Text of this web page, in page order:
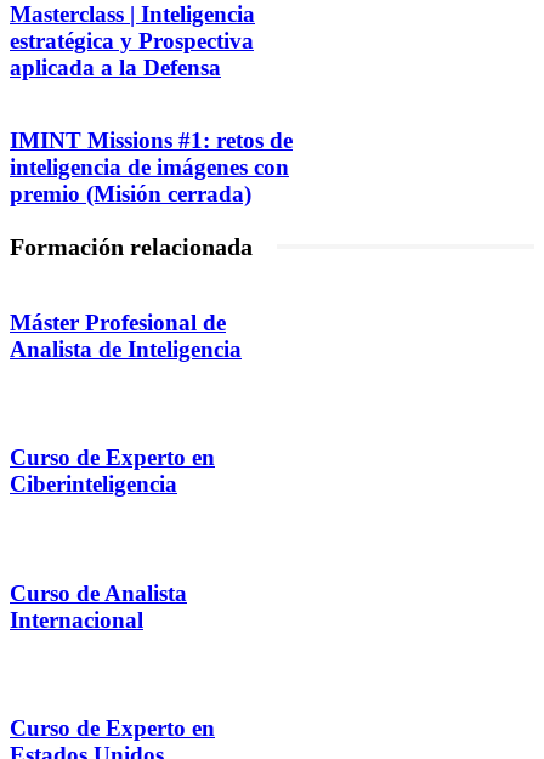
Masterclass | Inteligencia
estratégica y Prospectiva
aplicada a la Defensa
IMINT Missions #1: retos de
inteligencia de imágenes con
premio (Misión cerrada)
Formación relacionada
Máster Profesional de
Analista de Inteligencia
Curso de Experto en
Ciberinteligencia
Curso de Analista
Internacional
Curso de Experto en